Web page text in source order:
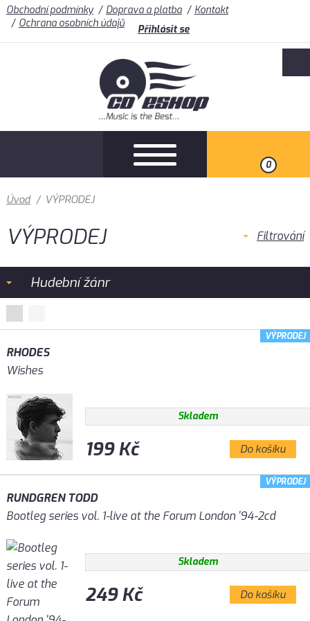
Obchodní podmínky Doprava a platba
Kontakt
Ochrana osobních údajů
Přihlásit se
0
Úvod / VÝPRODEJ
VÝPRODEJ Filtrování
Hudební žánr
RHODES
Wishes
Skladem
199 Kč Do košíku
VÝPRODEJ
RUNDGREN TODD
Bootleg series vol. 1-live at the Forum London '94-2cd
Skladem
249 Kč Do košíku
VÝPRODEJ